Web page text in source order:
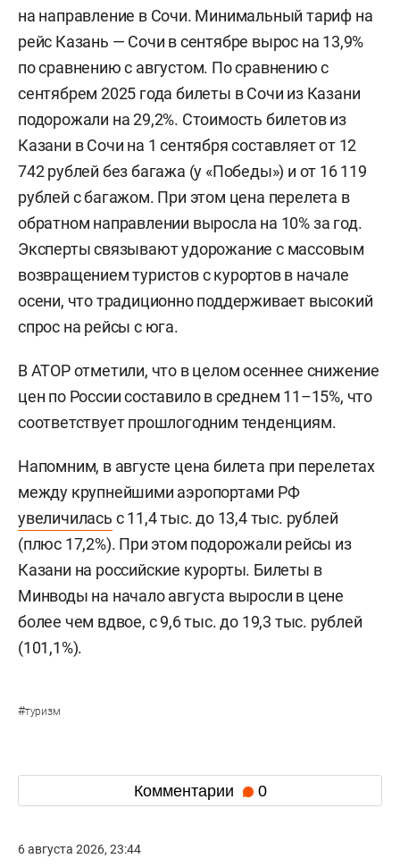
на направление в Сочи. Минимальный тариф на
рейс Казань — Сочи в сентябре вырос на 13,9%
по сравнению с августом. По сравнению с
сентябрем 2025 года билеты в Сочи из Казани
подорожали на 29,2%. Стоимость билетов из
Казани в Сочи на 1 сентября составляет от 12
742 рублей без багажа (у «Победы») и от 16 119
рублей с багажом. При этом цена перелета в
обратном направлении выросла на 10% за год.
Эксперты связывают удорожание с массовым
возвращением туристов с курортов в начале
осени, что традиционно поддерживает высокий
спрос на рейсы с юга.
В АТОР отметили, что в целом осеннее снижение
цен по России составило в среднем 11–15%, что
соответствует прошлогодним тенденциям.
Напомним, в августе цена билета при перелетах
между крупнейшими аэропортами РФ
увеличилась с 11,4 тыс. до 13,4 тыс. рублей
(плюс 17,2%). При этом подорожали рейсы из
Казани на российские курорты. Билеты в
Минводы на начало августа выросли в цене
более чем вдвое, с 9,6 тыс. до 19,3 тыс. рублей
(101,1%).
#туризм
Комментарии 0
6 августа 2026, 23:44